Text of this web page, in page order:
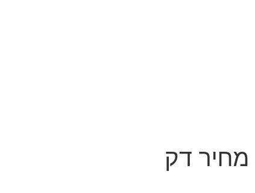
מחיר דק